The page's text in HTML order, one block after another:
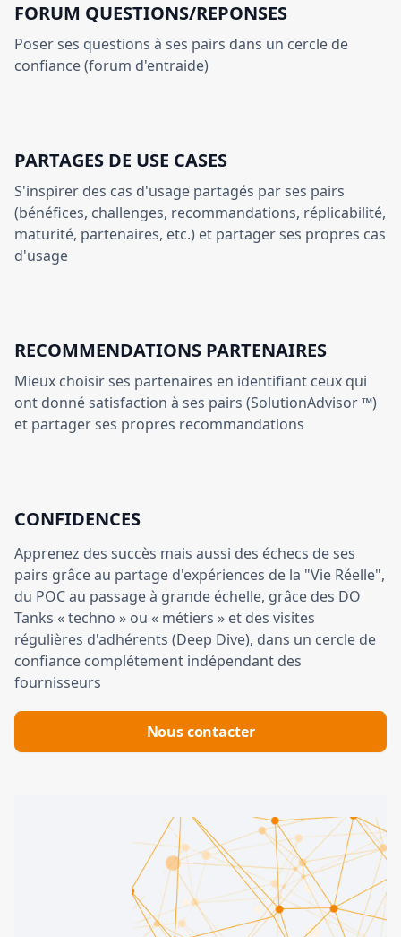
FORUM QUESTIONS/REPONSES
Poser ses questions à ses pairs dans un cercle de
confiance (forum d'entraide)
PARTAGES DE USE CASES
S'inspirer des cas d'usage partagés par ses pairs
(bénéfices, challenges, recommandations, réplicabilité,
maturité, partenaires, etc.) et partager ses propres cas
d'usage
RECOMMENDATIONS PARTENAIRES
Mieux choisir ses partenaires en identifiant ceux qui
ont donné satisfaction à ses pairs (SolutionAdvisor ™)
et partager ses propres recommandations
CONFIDENCES
Apprenez des succès mais aussi des échecs de ses
pairs grâce au partage d'expériences de la "Vie Réelle",
du POC au passage à grande échelle, grâce des DO
Tanks « techno » ou « métiers » et des visites
régulières d'adhérents (Deep Dive), dans un cercle de
confiance complétement indépendant des
fournisseurs
Nous contacter